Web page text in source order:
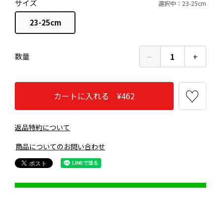
サイズ 選択中：23-25cm
23-25cm
数量 − 1 +
カートに入れる ¥462
返品特約について
商品についてのお問い合わせ